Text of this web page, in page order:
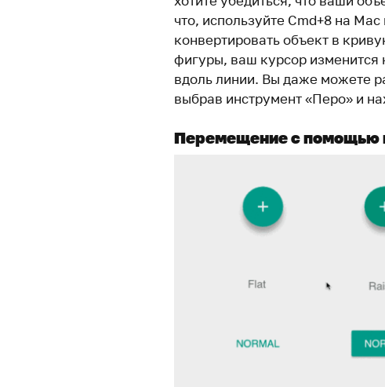
что, используйте Cmd+8 на
конвертировать объект в
фигуры, ваш курсор изменится
вдоль линии. Вы даже можете
выбрав инструмент «Перо» и
Перемещение с помощью